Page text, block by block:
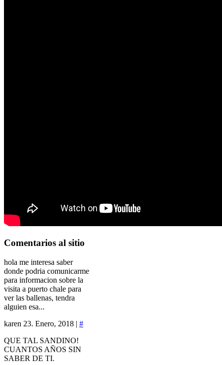
Comentarios al sitio
hola me interesa saber
donde podria comunicarme
para informacion sobre la
visita a puerto chale para
ver las ballenas, tendra
alguien esa...
karen 23. Enero, 2018 | #
QUE TAL SANDINO!
CUANTOS AÑOS SIN
SABER DE TI.